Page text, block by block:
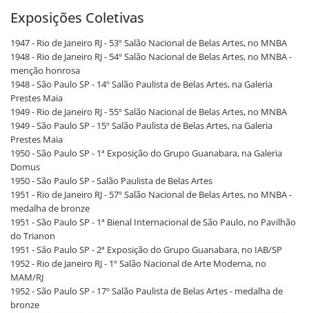
Exposições Coletivas
1947 - Rio de Janeiro RJ - 53º Salão Nacional de Belas Artes, no MNBA
1948 - Rio de Janeiro RJ - 54º Salão Nacional de Belas Artes, no MNBA -
menção honrosa
1948 - São Paulo SP - 14º Salão Paulista de Belas Artes, na Galeria
Prestes Maia
1949 - Rio de Janeiro RJ - 55º Salão Nacional de Belas Artes, no MNBA
1949 - São Paulo SP - 15º Salão Paulista de Belas Artes, na Galeria
Prestes Maia
1950 - São Paulo SP - 1ª Exposição do Grupo Guanabara, na Galeria
Domus
1950 - São Paulo SP - Salão Paulista de Belas Artes
1951 - Rio de Janeiro RJ - 57º Salão Nacional de Belas Artes, no MNBA -
medalha de bronze
1951 - São Paulo SP - 1ª Bienal Internacional de São Paulo, no Pavilhão
do Trianon
1951 - São Paulo SP - 2ª Exposição do Grupo Guanabara, no IAB/SP
1952 - Rio de Janeiro RJ - 1º Salão Nacional de Arte Moderna, no
MAM/RJ
1952 - São Paulo SP - 17º Salão Paulista de Belas Artes - medalha de
bronze